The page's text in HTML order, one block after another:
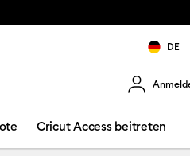
DE
Cricut Access beitreten